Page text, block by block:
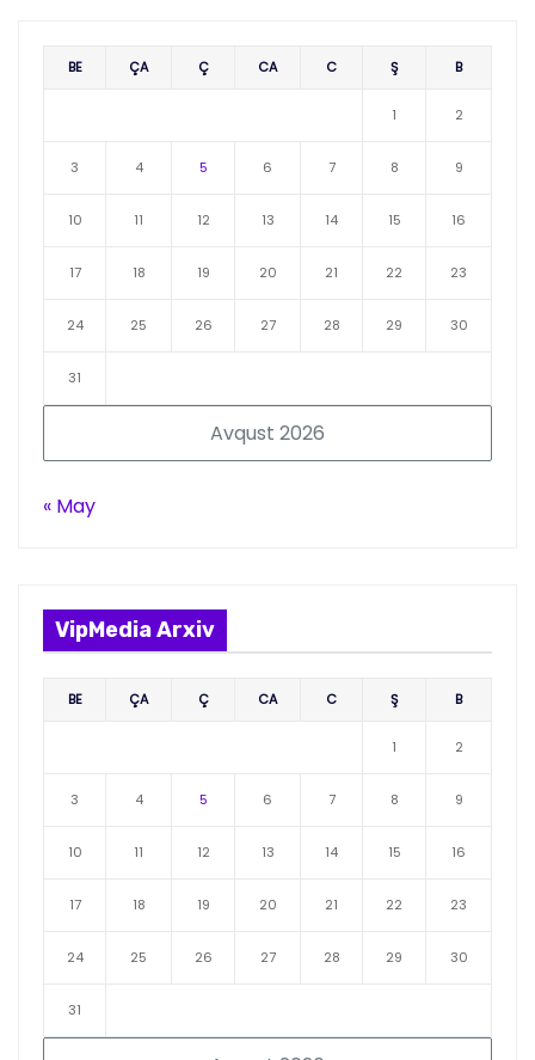
Avqust 2026
BE ÇA Ç CA C Ş B
1 2
3 4 5 6 7 8 9
10 11 12 13 14 15 16
17 18 19 20 21 22 23
24 25 26 27 28 29 30
31
« May
VipMedia Arxiv
BE ÇA Ç CA C Ş B
1 2
3 4 5 6 7 8 9
10 11 12 13 14 15 16
17 18 19 20 21 22 23
24 25 26 27 28 29 30
31